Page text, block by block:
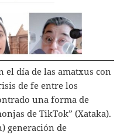
el día de las amatxus con
de fe entre los
una forma de
de TikTok” (Xataka).
generación de